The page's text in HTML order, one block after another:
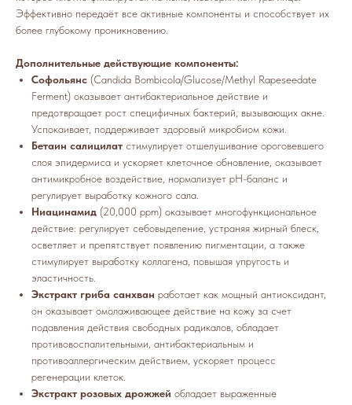
Эффективно передаёт все активные компоненты и способствует их
более глубокому проникновению.
Дополнительные действующие компоненты:
Софольянс (Candida Bombicola/Glucose/Methyl Rapeseedate
Ferment) оказывает антибактериальное действие и
предотвращает рост специфичных бактерий, вызывающих акне.
Успокаивает, поддерживает здоровый микробиом кожи.
Бетаин салицилат стимулирует отшелушивание ороговевшего
слоя эпидермиса и ускоряет клеточное обновление, оказывает
антимикробное воздействие, нормализует pH-баланс и
регулирует выработку кожного сала.
Ниацинамид (20,000 ppm) оказывает многофункциональное
действие: регулирует себовыделение, устраняя жирный блеск,
осветляет и препятствует появлению пигментации, а также
стимулирует выработку коллагена, повышая упругость и
эластичность.
Экстракт гриба санхван работает как мощный антиоксидант,
он оказывает омолаживающее действие на кожу за счет
подавления действия свободных радикалов, обладает
противовоспалительными, антибактериальным и
противоаллергическим действием, ускоряет процесс
регенерации клеток.
Экстракт розовых дрожжей обладает выраженные